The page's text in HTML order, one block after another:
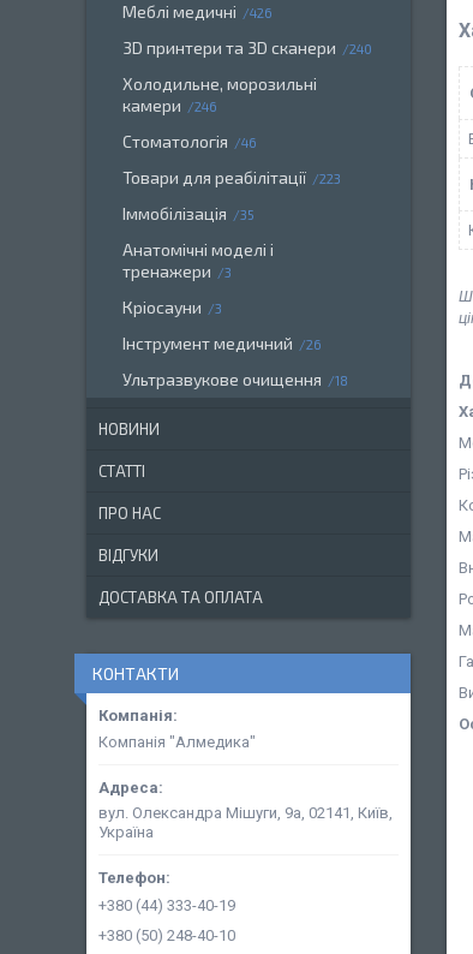
Меблі медичні 426
3D принтери та 3D сканери 240
Холодильне, морозильні
камери
246
Стоматологія 46
Товари для реабілітації 223
Іммобілізація 35
Анатомічні моделі і
тренажери
3
Кріосауни 3
Інструмент медичний 26
Ультразвукове очищення 18
НОВИНИ
СТАТТІ
ПРО НАС
ВІДГУКИ
ДОСТАВКА ТА ОПЛАТА
КОНТАКТИ
Компанія "Алмедика"
вул. Олександра Мішуги, 9а, 02141, Київ,
Україна
+380 (44) 333-40-19
+380 (50) 248-40-10